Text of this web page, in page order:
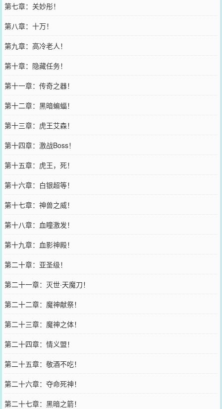
第七章：关妙彤！
第八章：十万！
第九章：高冷老人！
第十章：隐藏任务！
第十一章：传奇之器！
第十二章：黑暗蝙蝠！
第十三章：虎王艾森！
第十四章：激战Boss！
第十五章：虎王，死！
第十六章：白银超等！
第十七章：神兽之威！
第十八章：血瞳激发！
第十九章：血影神殿！
第二十章：亚圣级！
第二十一章：灭世·天魔刀！
第二十二章：魔神献祭！
第二十三章：魔神之体！
第二十四章：情义盟！
第二十五章：敬酒不吃！
第二十六章：夺命死神！
第二十七章：黑暗之箭！